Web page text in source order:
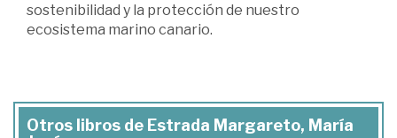
sostenibilidad y la protección de nuestro
ecosistema marino canario.
Otros libros de Estrada Margareto, María